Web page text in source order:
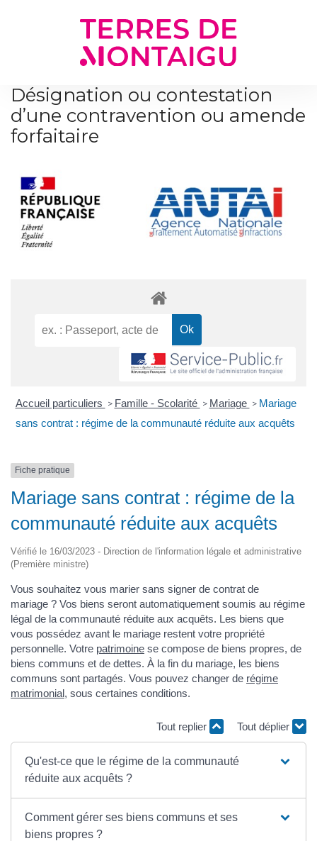
Désignation ou contestation
d’une contravention ou amende
forfaitaire
Accueil particuliers > Famille - Scolarité > Mariage > Mariage
sans contrat : régime de la communauté réduite aux acquêts
Fiche pratique
Mariage sans contrat : régime de la
communauté réduite aux acquêts
Vérifié le 16/03/2023 - Direction de l'information légale et administrative
(Première ministre)
Vous souhaitez vous marier sans signer de contrat de
mariage ? Vos biens seront automatiquement soumis au régime
légal de la communauté réduite aux acquêts. Les biens que
vous possédez avant le mariage restent votre propriété
personnelle. Votre patrimoine se compose de biens propres, de
biens communs et de dettes. À la fin du mariage, les biens
communs sont partagés. Vous pouvez changer de régime
matrimonial, sous certaines conditions.
Tout replier Tout déplier
Qu'est-ce que le régime de la communauté
réduite aux acquêts ?
Comment gérer ses biens communs et ses
biens propres ?